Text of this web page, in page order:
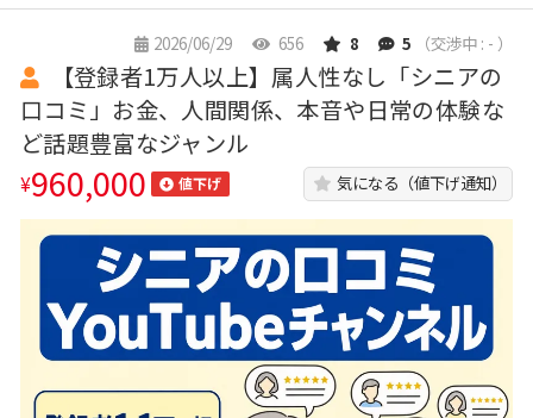
2026/06/29 656 8 5 （交渉中 : - ）
【登録者1万人以上】属人性なし「シニアの
口コミ」お金、人間関係、本音や日常の体験な
ど話題豊富なジャンル
¥960,000 値下げ 気になる（値下げ通知）